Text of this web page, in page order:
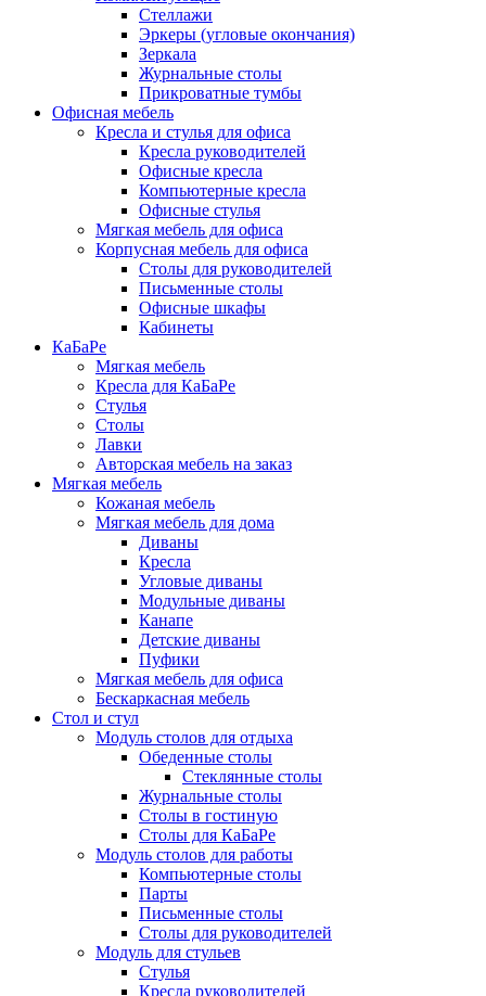
Стеллажи
Эркеры (угловые окончания)
Зеркала
Журнальные столы
Прикроватные тумбы
Офисная мебель
Кресла и стулья для офиса
Кресла руководителей
Офисные кресла
Компьютерные кресла
Офисные стулья
Мягкая мебель для офиса
Корпусная мебель для офиса
Столы для руководителей
Письменные столы
Офисные шкафы
Кабинеты
КаБаРе
Мягкая мебель
Кресла для КаБаРе
Стулья
Столы
Лавки
Авторская мебель на заказ
Мягкая мебель
Кожаная мебель
Мягкая мебель для дома
Диваны
Кресла
Угловые диваны
Модульные диваны
Канапе
Детские диваны
Пуфики
Мягкая мебель для офиса
Бескаркасная мебель
Стол и стул
Модуль столов для отдыха
Обеденные столы
Стеклянные столы
Журнальные столы
Столы в гостиную
Столы для КаБаРе
Модуль столов для работы
Компьютерные столы
Парты
Письменные столы
Столы для руководителей
Модуль для стульев
Стулья
Кресла руководителей